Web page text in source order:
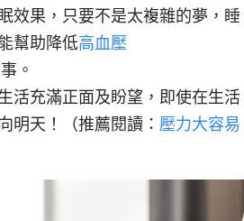
效果，只要不是太複雜的夢，睡
幫助降低高血壓
。
活充滿正面及盼望，即使在生活
明天 ！（推薦閱讀： 壓力大容易